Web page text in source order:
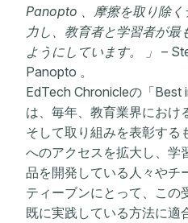
Panopto 、摩擦を取り除
力し、教育者と学習者が最
ようにしています。
」 –
Panopto 。
EdTech Chronicleの「Best
は、毎年、教育業界におけ
そして取り組みを表彰する
へのアクセスを拡大し、学
品を開発している人々やチ
ティーブンにとって、この
既に実践している方法に適